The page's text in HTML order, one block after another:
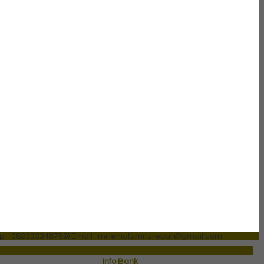
- 082333348789) Email : milleniafurniturebali@gmail.com
Info Bank